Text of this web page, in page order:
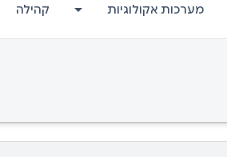
מערכות אקולוגיות קהילה